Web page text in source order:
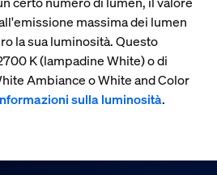
massima dei lumen
la sua luminosità. Questo
K (lampadine White) o di
Ambiance o White and Color
sulla luminosità.